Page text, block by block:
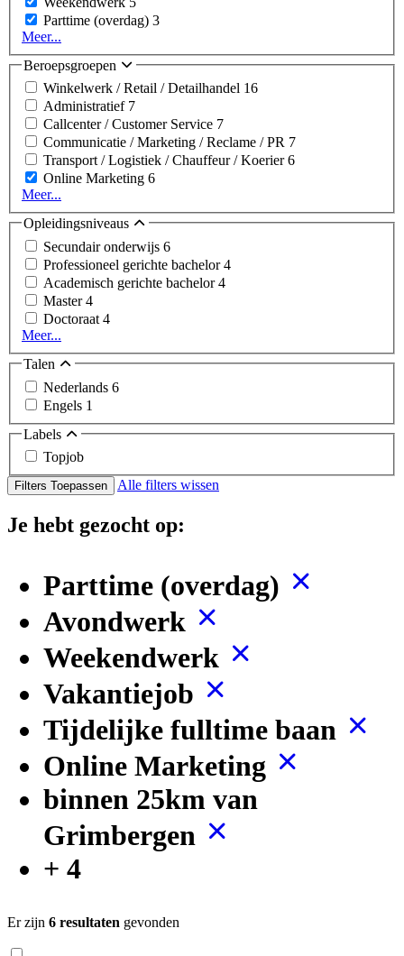
Parttime (overdag) 3
Meer...
Beroepsgroepen
Winkelwerk / Retail / Detailhandel 16
Administratief 7
Callcenter / Customer Service 7
Communicatie / Marketing / Reclame / PR 7
Transport / Logistiek / Chauffeur / Koerier6
Online Marketing 6
Meer...
Opleidingsniveaus
Secundair onderwijs 6
Professioneel gerichte bachelor4
Academisch gerichte bachelor4
Master4
Doctoraat 4
Meer...
Talen
Nederlands 6
Engels 1
Labels
Topjob
Filters Toepassen Alle filters wissen
Je hebt gezocht op:
Parttime (overdag)
Avondwerk
Weekendwerk
Vakantiejob
Tijdelijke fulltime baan
Online Marketing
binnen 25km van
Grimbergen
+ 4
Er zijn 6 resultaten gevonden